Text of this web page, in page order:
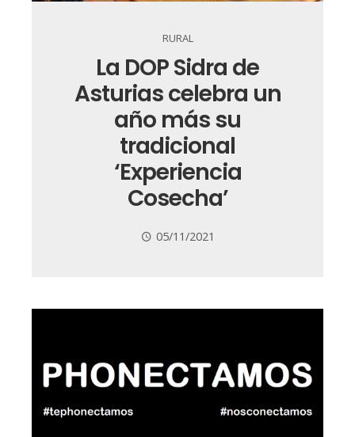
RURAL
La DOP Sidra de
Asturias celebra un
año más su
tradicional
‘Experiencia
Cosecha’
05/11/2021